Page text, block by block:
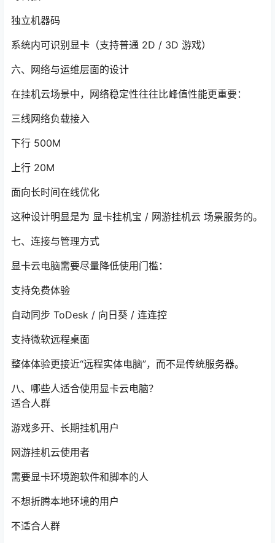
独立机器码
系统内可识别显卡（支持普通 2D / 3D 游戏）
六、网络与运维层面的设计
在挂机云场景中，网络稳定性往往比峰值性能更重要：
三线网络负载接入
下行 500M
上行 20M
面向长时间在线优化
这种设计明显是为 显卡挂机宝 / 网游挂机云 场景服务的。
七、连接与管理方式
显卡云电脑需要尽量降低使用门槛：
支持免费体验
自动同步 ToDesk / 向日葵 / 连连控
支持微软远程桌面
整体体验更接近“远程实体电脑”，而不是传统服务器。
八、哪些人适合使用显卡云电脑？
适合人群
游戏多开、长期挂机用户
网游挂机云使用者
需要显卡环境跑软件和脚本的人
不想折腾本地环境的用户
不适合人群